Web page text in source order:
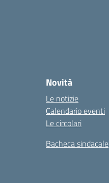
Novità
Le notizie
Calendario eventi
Le circolari
Bacheca sindacale